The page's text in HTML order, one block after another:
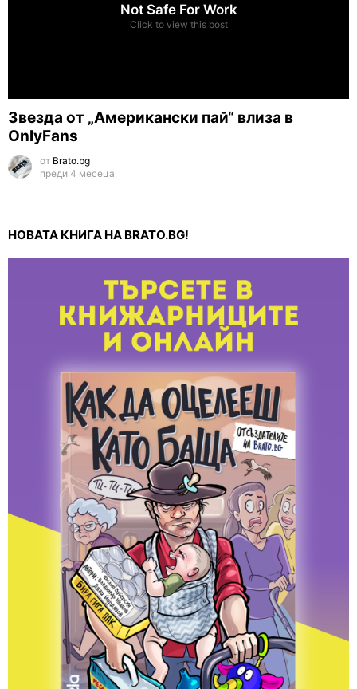
Not Safe For Work
Click to view this post
Звезда от „Американски пай“ влиза в
OnlyFans
от Brato.bg
преди 4 месеца
НОВАТА КНИГА НА BRATO.BG!